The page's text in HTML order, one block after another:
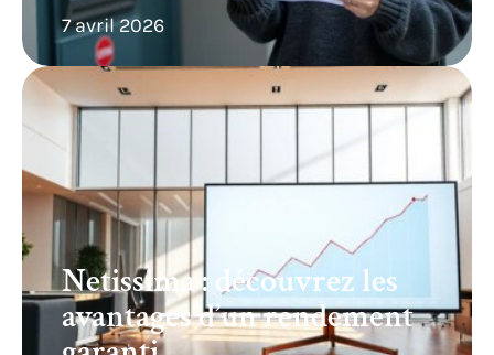
7 avril 2026
Netissima : découvrez les
avantages d’un rendement